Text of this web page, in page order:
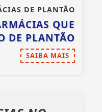
DE PLANTÃO
QUE
DE PLANTÃO
SAIBA MAIS